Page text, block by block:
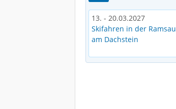
13. - 20.03.2027
Skifahren in der Ramsau
am Dachstein